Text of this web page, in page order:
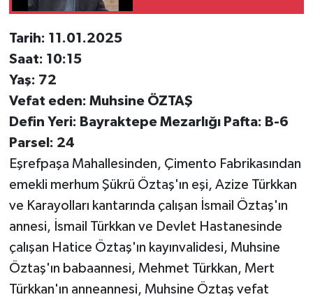
Tarih: 11.01.2025
Saat: 10:15
Yaş: 72
Vefat eden: Muhsine ÖZTAŞ
Defin Yeri: Bayraktepe Mezarlığı Pafta: B-6
Parsel: 24
Eşrefpaşa Mahallesinden, Çimento Fabrikasından
emekli merhum Şükrü Öztaş'ın eşi, Azize Türkkan
ve Karayolları kantarında çalışan İsmail Öztaş'ın
annesi, İsmail Türkkan ve Devlet Hastanesinde
çalışan Hatice Öztaş'ın kayınvalidesi, Muhsine
Öztaş'ın babaannesi, Mehmet Türkkan, Mert
Türkkan'ın anneannesi, Muhsine Öztaş vefat